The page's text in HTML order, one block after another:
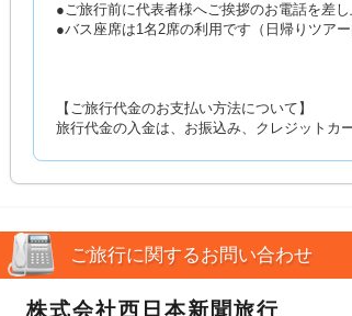
●ご旅行前に代表者様へご挨拶のお電話を差
●バス座席は1名2席の利用です（日帰りツア
【ご旅行代金のお支払い方法について】
旅行代金の入金は、お振込み、クレジットカ
ご旅行に関するお問い合わせ
株式会社西日本新聞旅行